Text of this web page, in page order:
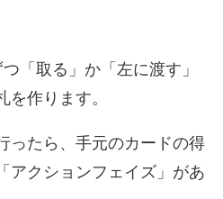
「取る」か「左に渡す」
作ります。
ったら、手元のカードの得
クションフェイズ」があ